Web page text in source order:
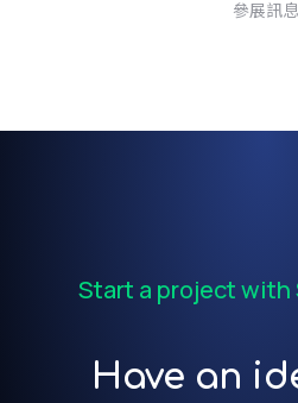
參展訊息
Start a project with
Have an